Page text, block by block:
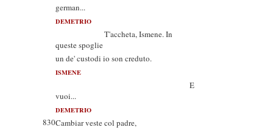
german...
DEMETRIO
T'accheta, Ismene. In
queste spoglie
un de' custodi io son creduto.
ISMENE
E
vuoi...
DEMETRIO
830Cambiar veste col padre,